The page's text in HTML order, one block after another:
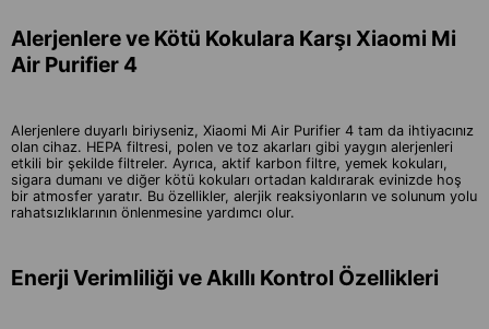
Alerjenlere ve Kötü Kokulara Karşı Xiaomi Mi
Air Purifier 4
Alerjenlere duyarlı biriyseniz, Xiaomi Mi Air Purifier 4 tam da ihtiyacınız
olan cihaz. HEPA filtresi, polen ve toz akarları gibi yaygın alerjenleri
etkili bir şekilde filtreler. Ayrıca, aktif karbon filtre, yemek kokuları,
sigara dumanı ve diğer kötü kokuları ortadan kaldırarak evinizde hoş
bir atmosfer yaratır. Bu özellikler, alerjik reaksiyonların ve solunum yolu
rahatsızlıklarının önlenmesine yardımcı olur.
Enerji Verimliliği ve Akıllı Kontrol Özellikleri